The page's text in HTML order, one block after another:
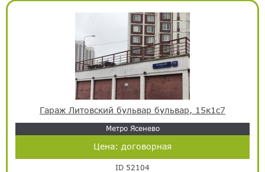
Гараж Литовский бульвар бульвар, 15к1с7
Метро Ясенево
Цена: договорная
ID 52104